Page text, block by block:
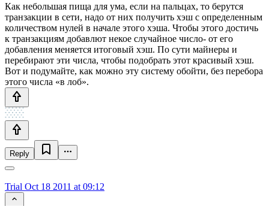
Как небольшая пища для ума, если на пальцах, то берутся
транзакции в сети, надо от них получить хэш с определенным
количеством нулей в начале этого хэша. Чтобы этого достичь
к транзакциям добавлют некое случайное число- от его
добавления меняется итоговый хэш. По сути майнеры и
перебирают эти числа, чтобы подобрать этот красивый хэш.
Вот и подумайте, как можно эту систему обойти, без перебора
этого числа «в лоб».
Reply
Trial Oct 18 2011 at 09:12